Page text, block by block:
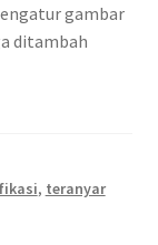
gambar
ditambah
, teranyar